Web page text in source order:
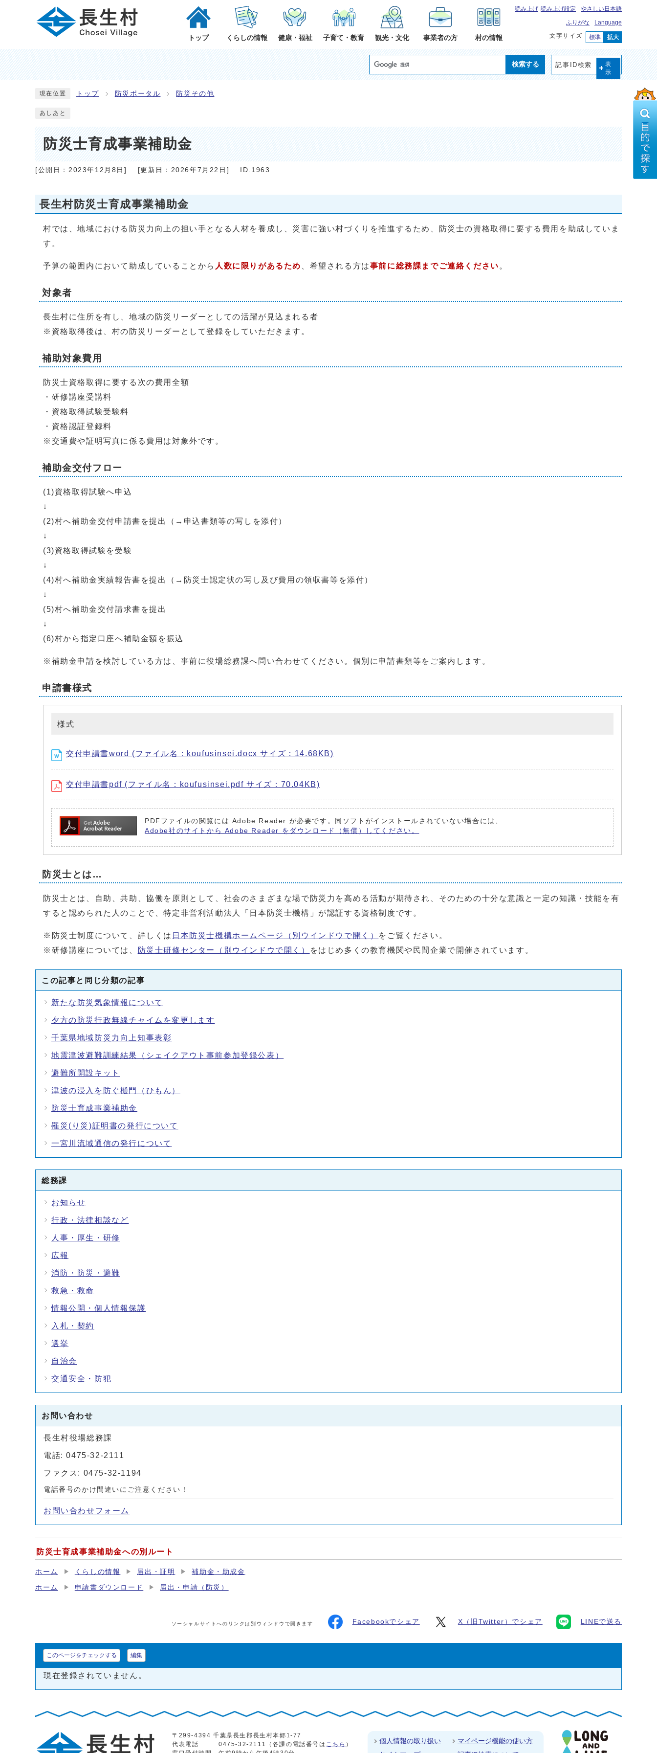
トップ くらしの情報 健康・福祉 子育て・教育 観光・文化 事業者の方 村の情報
読み上げ 読み上げ設定
やさしい日本語
ふりがな
Language
文字サイズ
標準 拡大
検索する 記事ID検索
表
示
現在位置 トップ 防災ポータル 防災その他
あしあと
防災士育成事業補助金
[公開日： 2023年12月8日 ] [更新日： 2026年7月22日 ] ID:1963
長生村防災士育成事業補助金
村では、地域における防災力向上の担い手となる人材を養成し、災害に強い村づくりを推進するため、防災士の資格取得に要する費用を助成していま
す。
予算の範囲内において助成していることから 人数に限りがある ため 、希望される方は事前に総務課までご連絡ください 。
対象者
長生村に住所を有し、地域の防災リーダーとしての活躍が見込まれる者
※資格取得後は、村の防災リーダーとして登録をしていただきます。
補助対象費用
防災士資格取得に要する次の費用全額
・研修講座受講料
・資格取得試験受験料
・資格認証登録料
※交通費や証明写真に係る費用は対象外です。
補助金交付フロー
(1)資格取得試験へ申込
↓
(2)村へ補助金交付申請書を提出（→申込書類等の写しを添付）
↓
(3)資格取得試験を受験
↓
(4)村へ補助金実績報告書を提出（→防災士認定状の写し及び費用の領収書等を添付）
↓
(5)村へ補助金交付請求書を提出
↓
(6)村から指定口座へ補助金額を振込
※補助金申請を検討している方は、事前に役場総務課へ問い合わせてください。個別に申請書類等をご案内します。
申請書様式
様式
交付申請書word (ファイル名：koufusinsei.docx サイズ：14.68KB)
交付申請書pdf (ファイル名：koufusinsei.pdf サイズ：70.04KB)
PDFファイルの閲覧には Adobe Reader が必要です。同ソフトがインストールされていない場合には、
Adobe社のサイトから Adobe Reader をダウンロード（無償）してください。
防災士とは…
防災士とは、自助、共助、協働を原則として、社会のさまざまな場で防災力を高める活動が期待され、そのための十分な意識と一定の知識・技能を有
すると認められた人のことで、特定非営利活動法人「日本防災士機構」が認証する資格制度です。
※防災士制度について、詳しくは 日本防災士機構ホームページ （別ウインドウで開く） をご覧ください。
※研修講座については、
防災士研修センター （別ウインドウで開く） をはじめ多くの教育機関や民間企業で開催されています。
この記事と同じ分類の記事
新たな防災気象情報について
夕方の防災行政無線チャイムを変更します
千葉県地域防災力向上知事表彰
地震津波避難訓練結果（シェイクアウト事前参加登録公表）
避難所開設キット
津波の浸入を防ぐ樋門（ひもん）
防災士育成事業補助金
罹災(り災)証明書の発行について
一宮川流域通信の発行について
総務課
お知らせ
行政・法律相談など
人事・厚生・研修
広報
消防・防災・避難
救急・救命
情報公開・個人情報保護
入札・契約
選挙
自治会
交通安全・防犯
お問い合わせ
長生村役場総務課
電話: 0475-32-2111
ファクス: 0475-32-1194
電話番号のかけ間違いにご注意ください！
お問い合わせフォーム
防災士育成事業補助金への別ルート
ホーム くらしの情報 届出・証明 補助金・助成金
ホーム 申請書ダウンロード 届出・申請（防災）
ソーシャルサイトへのリンクは別ウィンドウで開きます Facebookでシェア X（旧Twitter）でシェア LINEで送る
このページをチェックする 編集
現在登録されていません。
〒299-4394 千葉県長生郡長生村本郷1-77
代表電話
0475-32-2111 （各課の電話番号は こちら ）
個人情報の取り扱い
マイページ機能の使い方